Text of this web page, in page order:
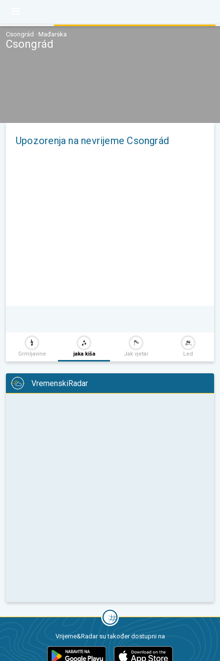
Csongrád · Mađarska
Csongrád
Upozorenja na nevrijeme Csongrád
Grmljavine jaka kiša Jak vjetar Led
VremenskiRadar
Vrijeme&Radar su također dostupni na